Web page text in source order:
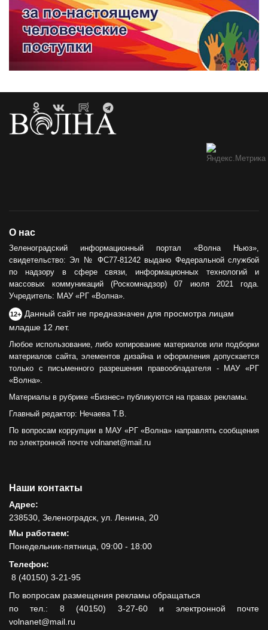
О нас
Зеленоградский информационный портал «Волна Ньюз»,
свидетельство: Эл № ФС77-81242 выдано Федеральной службой
по надзору в сфере связи, информационных технологий и
массовых коммуникаций (Роскомнадзор) 07 июля 2021 года.
Учредитель: МАУ «РГ «Волна».
12+ Данный сайт не предназначен для просмотра лицам
младше 12 лет.
Любое использование, либо копирование материалов или подборки
материалов сайта, элементов дизайна и оформления допускается
только с письменного разрешения правообладателя - МАУ «РГ
«Волна».
Материалы в рубрике «Бизнес» публикуются на правах рекламы.
Главный редактор: Нечаева Т.В.
По вопросам коррупции в МАУ «РГ «Волна» направлять сообщения
по электронной почте volnanet@mail.ru
Наши контакты
Адрес:
238530, Зеленоградск, ул. Ленина, 20
Мы работаем:
Понедельник-пятница, 09:00 - 18:00
Телефон:
8 (40150) 3-21-95
По вопросам размещения рекламы обращаться
по тел.: 8 (40150) 3-27-60 и электронной почте
volnanet@mail.ru